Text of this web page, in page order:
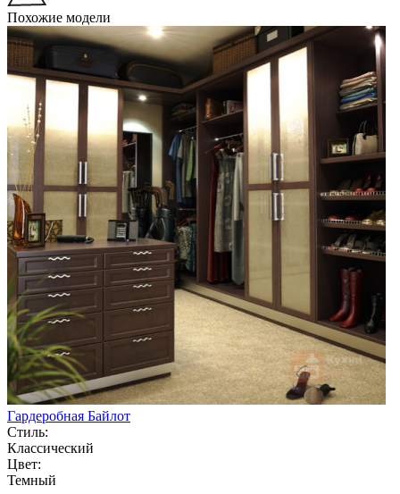
Похожие модели
Гардеробная Байлот
Стиль:
Классический
Цвет:
Темный